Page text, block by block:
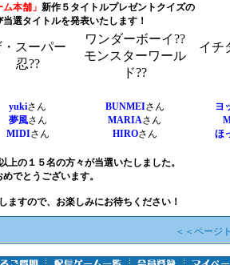
本舗」 新作５タイトルプレゼントクイズの
選タイトルを発表いたします！
・スーパー
忍??
ワンダーボーイ??
モンスターワール
ド??
イチ
yukiさん
夢風さん
MIDIさん
BUNMEIさん
MARIAさん
HIROさん
ヨ
ほ
上の１５名の方々が当選いたしました。
めでとうございます。
ますので、お楽しみにお待ちください！
＜＜ページ